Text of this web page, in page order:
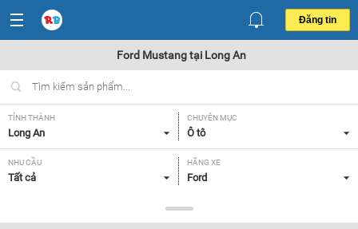
Đăng tin
Ford Mustang tại Long An
TỈNH THÀNH
Long An
CHUYÊN MỤC
Ô tô
NHU CẦU
Tất cả
HÃNG XE
Ford
Mustang
NĂM SẢN XUẤT
Tất cả